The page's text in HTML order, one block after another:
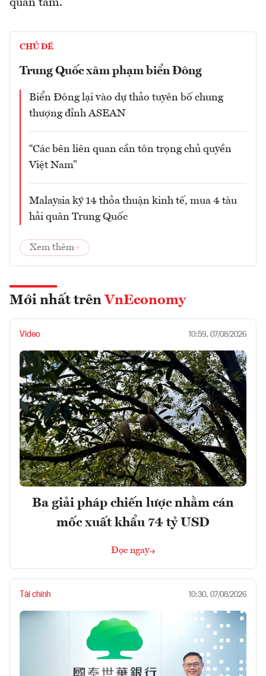
quan tâm.
CHỦ ĐỀ
Trung Quốc xâm phạm biển Đông
Biển Đông lại vào dự thảo tuyên bố chung
thượng đỉnh ASEAN
“Các bên liên quan cần tôn trọng chủ quyền
Việt Nam”
Malaysia ký 14 thỏa thuận kinh tế, mua 4 tàu
hải quân Trung Quốc
Xem thêm
Mới nhất trên VnEconomy
Video 10:59, 07/08/2026
Ba giải pháp chiến lược nhằm cán
mốc xuất khẩu 74 tỷ USD
Đọc ngay
Tài chính 10:30, 07/08/2026